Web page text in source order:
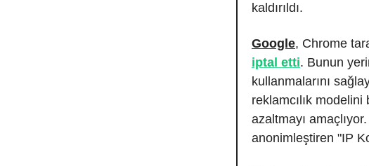
kaldırıldı.
Google, Chrome
iptal etti. Bunun
kullanmalarını
reklamcılık
azaltmayı
anonimleştiren "IP